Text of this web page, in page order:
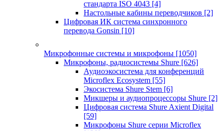
стандарта ISO 4043 [4]
Настольные кабины переводчиков [2]
Цифровая ИК система синхронного
перевода Gonsin [10]
Микрофонные системы и микрофоны [1050]
Микрофоны, радиосистемы Shure [626]
Аудиоэкосистема для конференций
Microflex Ecosystem [55]
Экосистема Shure Stem [6]
Микшеры и аудиопроцессоры Shure [2]
Цифровая система Shure Axient Digital
[59]
Микрофоны Shure серии Microflex